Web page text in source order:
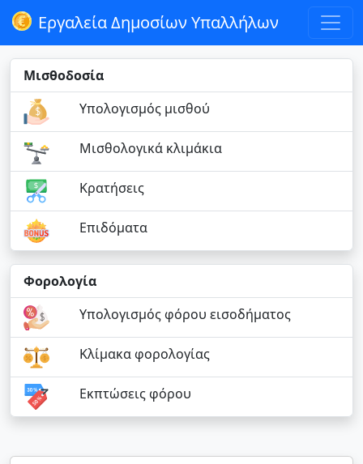
Εργαλεία Δημοσίων Υπαλλήλων
Μισθοδοσία
Υπολογισμός μισθού
Μισθολογικά κλιμάκια
Κρατήσεις
Επιδόματα
Φορολογία
Υπολογισμός φόρου εισοδήματος
Κλίμακα φορολογίας
Εκπτώσεις φόρου